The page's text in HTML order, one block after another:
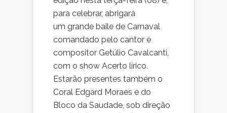
para celebrar, abrigará
um grande baile de Carnaval
comandado pelo cantor e
compositor Getúlio Cavalcanti,
com o show Acerto lírico.
Estarão presentes também o
Coral Edgard Moraes e do
Bloco da Saudade, sob direção